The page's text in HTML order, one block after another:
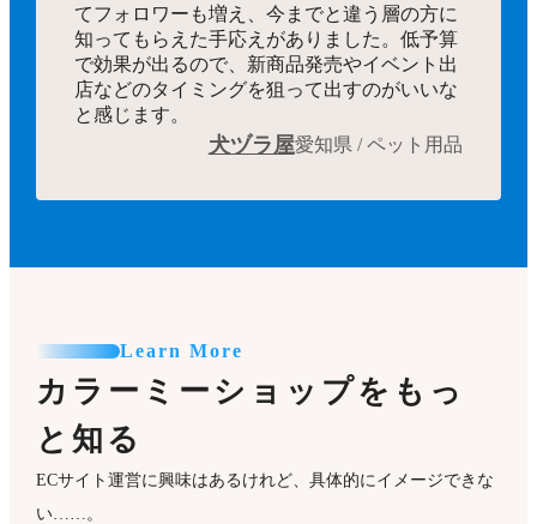
てフォロワーも増え、今までと違う層の方に
知ってもらえた手応えがありました。低予算
で効果が出るので、新商品発売やイベント出
店などのタイミングを狙って出すのがいいな
と感じます。
犬ヅラ屋愛知県 / ペット用品
Learn More
カラーミーショップをもっ
と知る
ECサイト運営に興味はあるけれど、具体的にイメージできな
い……。